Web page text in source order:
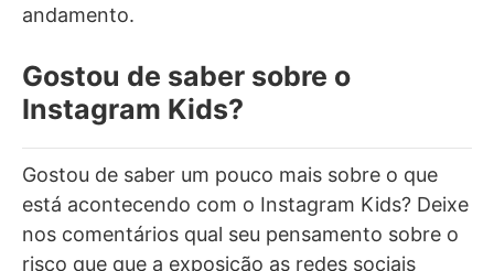
andamento.
Gostou de saber sobre o
Instagram Kids?
Gostou de saber um pouco mais sobre o que
está acontecendo com o Instagram Kids? Deixe
nos comentários qual seu pensamento sobre o
risco que que a exposição as redes sociais